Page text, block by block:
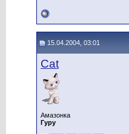
15.04.2004, 03:01
Cat
Амазонка
Гуру